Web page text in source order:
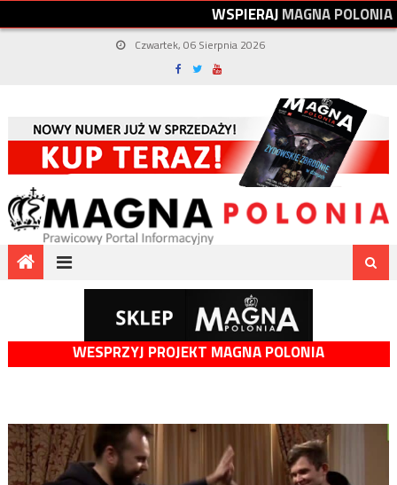
WSPIERAJMAGNAPOLONIA
Czwartek, 06 Sierpnia 2026
WESPRZYJ PROJEKT MAGNA POLONIA